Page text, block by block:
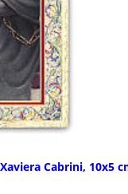
Cabrini, 10x5